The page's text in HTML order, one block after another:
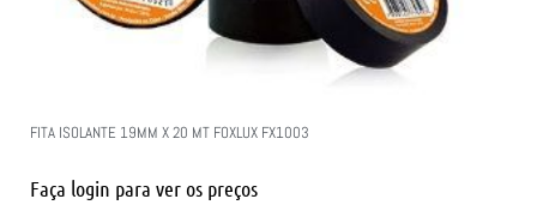
FITA ISOLANTE 19MM X 20 MT FOXLUX FX1003
Faça login para ver os preços